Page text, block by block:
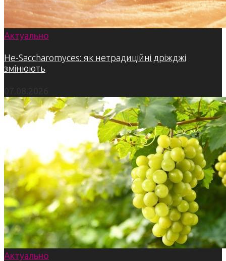
Актуально
Не-Saccharomyces: як нетрадиційні дріжджі
змінюють
Актуально